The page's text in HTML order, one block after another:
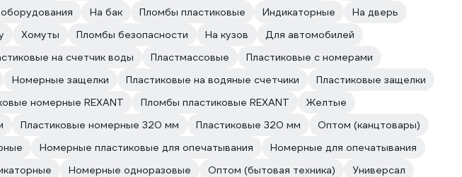
На бак Пломбы пластиковые Индикаторные
На дверь
Хомуты Пломбы безопасности На кузов
Для автомобилей
на счетчик воды Пластмассовые
Пластиковые с номерами
Номерные защелки Пластиковые на водяные счетчики
Пластиковые защелки
номерные REXANT Пломбы пластиковые REXANT
Желтые
Пластиковые номерные 320 мм Пластиковые 320 мм
Оптом (канцтовары)
Номерные пластиковые для опечатывания
Номерные для опечатывания
Номерные одноразовые Оптом (бытовая техника)
Универсал